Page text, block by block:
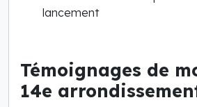
lancement
Témoignages de
14e